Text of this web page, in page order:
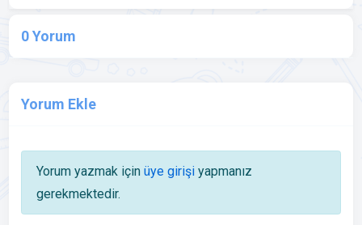
0 Yorum
Yorum Ekle
Yorum yazmak için üye girişiyapmanız
gerekmektedir.